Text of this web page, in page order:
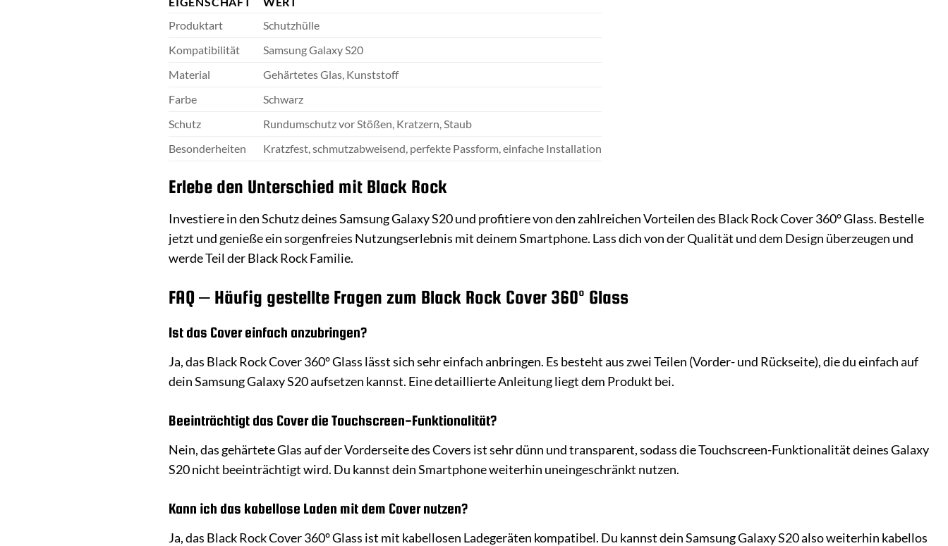
Produktart
Schutzhülle
Kompatibilität
Samsung Galaxy S20
Material
Gehärtetes Glas, Kunststoff
Farbe
Schwarz
Schutz
Rundumschutz vor Stößen, Kratzern, Staub
Besonderheiten
Kratzfest, schmutzabweisend, perfekte Passform, einfache Installation
Erlebe den Unterschied mit Black Rock
Investiere in den Schutz deines Samsung Galaxy S20 und profitiere von den zahlreichen Vorteilen des Black Rock Cover 360° Glass. Bestelle
jetzt und genieße ein sorgenfreies Nutzungserlebnis mit deinem Smartphone. Lass dich von der Qualität und dem Design überzeugen und
werde Teil der Black Rock Familie.
FAQ – Häufig gestellte Fragen zum Black Rock Cover 360° Glass
Ist das Cover einfach anzubringen?
Ja, das Black Rock Cover 360° Glass lässt sich sehr einfach anbringen. Es besteht aus zwei Teilen (Vorder- und Rückseite), die du einfach auf
dein Samsung Galaxy S20 aufsetzen kannst. Eine detaillierte Anleitung liegt dem Produkt bei.
Beeinträchtigt das Cover die Touchscreen-Funktionalität?
Nein, das gehärtete Glas auf der Vorderseite des Covers ist sehr dünn und transparent, sodass die Touchscreen-Funktionalität deines Galaxy
S20 nicht beeinträchtigt wird. Du kannst dein Smartphone weiterhin uneingeschränkt nutzen.
Kann ich das kabellose Laden mit dem Cover nutzen?
Ja, das Black Rock Cover 360° Glass ist mit kabellosen Ladegeräten kompatibel. Du kannst dein Samsung Galaxy S20 also weiterhin kabellos